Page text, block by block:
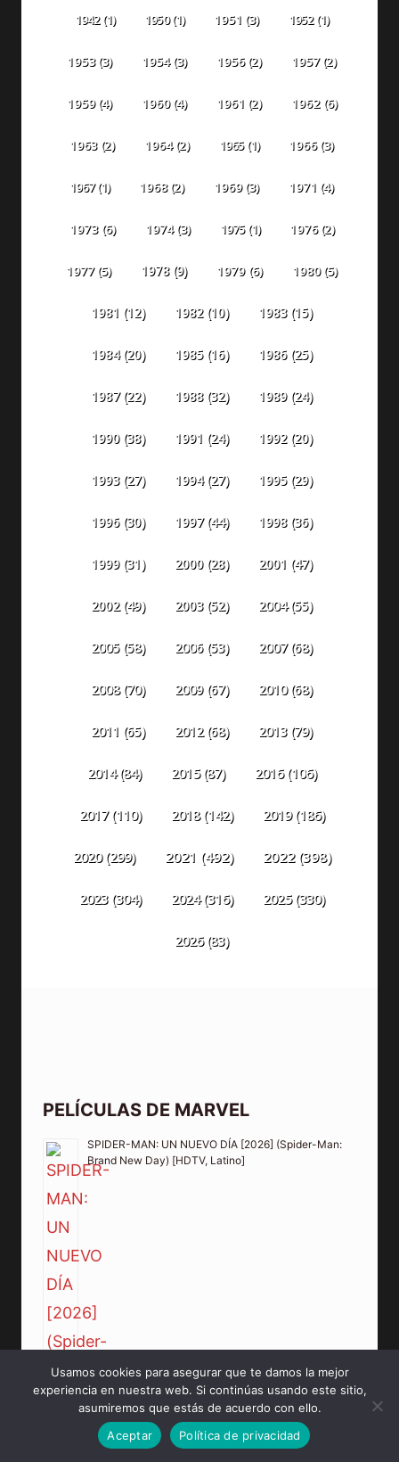
1942(1) 1950(1) 1951 (3) 1952(1)
1953(3) 1954(3) 1956(2) 1957(2)
1959(4) 1960(4) 1961 (2) 1962(6)
1963 (2) 1964(2) 1965(1) 1966(3)
1967(1) 1968(2) 1969(3) 1971 (4)
1973(6) 1974(3) 1975(1) 1976(2)
1977(5) 1978(9) 1979(6) 1980(5)
1981 (12) 1982(10) 1983(15)
1984(20) 1985(16) 1986(25)
1987(22) 1988(32) 1989(24)
1990(38) 1991 (24) 1992(20)
1993(27) 1994(27) 1995(29)
1996(30) 1997(44) 1998(36)
1999(31) 2000(28) 2001 (47)
2002(49) 2003(52) 2004(55)
2005(58) 2006(53) 2007(68)
2008(70) 2009(67) 2010(68)
2011 (65) 2012(68) 2013(79)
2014(84) 2015(87) 2016(106)
2017(110) 2018(142) 2019(186)
2020(299) 2021 (492) 2022(398)
2023(304) 2024(316) 2025(330)
2026(83)
PELÍCULAS DE MARVEL
SPIDER-MAN: UN NUEVO DÍA [2026] (Spider-Man:
Brand New Day) [HDTV, Latino]
Usamos cookies para asegurar que te damos la mejor
experiencia en nuestra web. Si continúas usando este sitio,
asumiremos que estás de acuerdo con ello.
Aceptar
Política de privacidad